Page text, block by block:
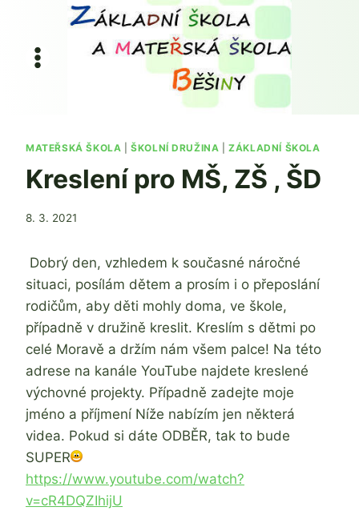
obsah
MATEŘSKÁ ŠKOLA |ŠKOLNÍ DRUŽINA |ZÁKLADNÍ ŠKOLA
Kreslení pro MŠ, ZŠ , ŠD
Od
8. 3. 2021
Dobrý den, vzhledem k současné náročné
situaci, posílám dětem a prosím i o přeposlání
rodičům, aby děti mohly doma, ve škole,
případně v družině kreslit. Kreslím s dětmi po
celé Moravě a držím nám všem palce! Na této
adrese na kanále YouTube najdete kreslené
výchovné projekty. Případně zadejte moje
jméno a příjmení Níže nabízím jen některá
videa. Pokud si dáte ODBĚR, tak to bude
SUPER
https://www.youtube.com/watch?
v=cR4DQZIhijU